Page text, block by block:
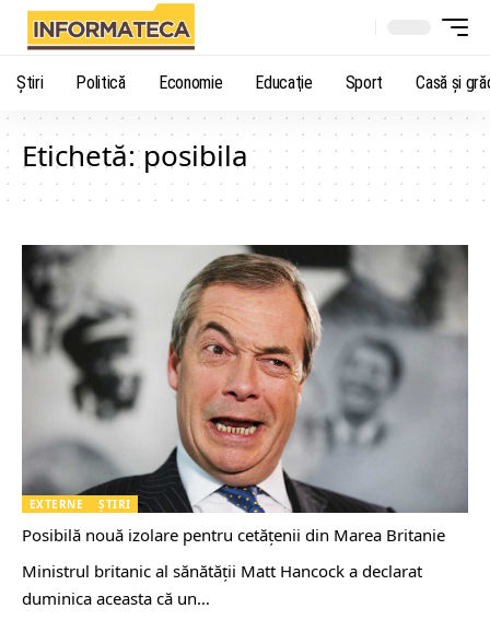
Știri Politică Economie Educaţie Sport Casă şi
Etichetă:posibila
EXTERNE ȘTIRI
Posibilă nouă izolare pentru cetățenii din Marea Britanie
Ministrul britanic al sănătăţii Matt Hancock a declarat
duminica aceasta că un…